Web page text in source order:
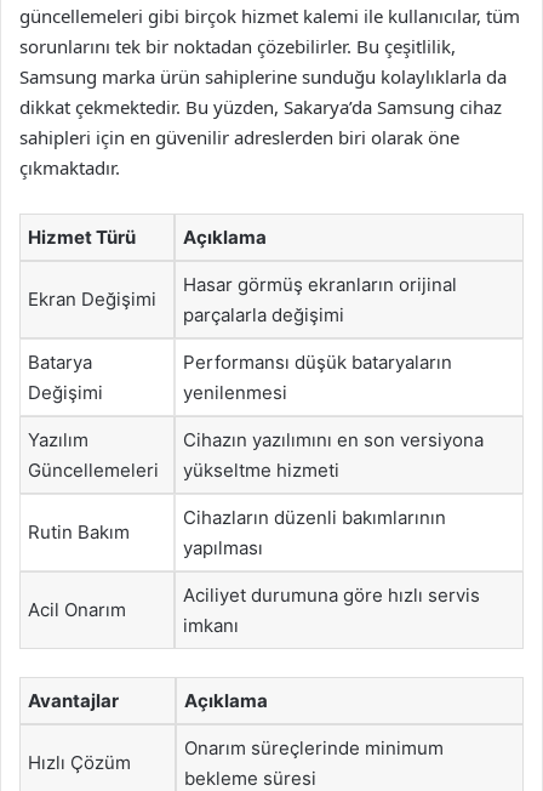
güncellemeleri gibi birçok hizmet kalemi ile kullanıcılar, tüm
sorunlarını tek bir noktadan çözebilirler. Bu çeşitlilik,
Samsung marka ürün sahiplerine sunduğu kolaylıklarla da
dikkat çekmektedir. Bu yüzden, Sakarya’da Samsung cihaz
sahipleri için en güvenilir adreslerden biri olarak öne
çıkmaktadır.
Hizmet Türü Açıklama
Ekran Değişimi
Hasar görmüş ekranların orijinal
parçalarla değişimi
Batarya
Değişimi
Performansı düşük bataryaların
yenilenmesi
Yazılım
Güncellemeleri
Cihazın yazılımını en son versiyona
yükseltme hizmeti
Rutin Bakım
Cihazların düzenli bakımlarının
yapılması
Acil Onarım
Aciliyet durumuna göre hızlı servis
imkanı
Avantajlar Açıklama
Hızlı Çözüm
Onarım süreçlerinde minimum
bekleme süresi